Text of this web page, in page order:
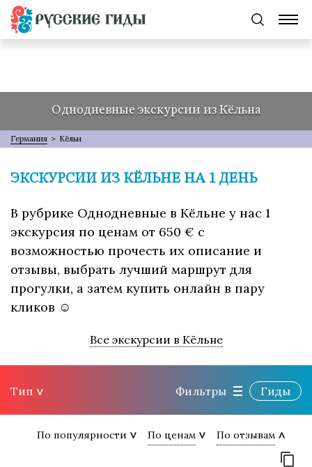
Однодневные экскурсии из Кёльна
Германия > Кёльн
ЭКСКУРСИИ ИЗ КЁЛЬНЕ НА 1 ДЕНЬ
В рубрике Однодневные в Кёльне у нас 1
экскурсия по ценам от 650 € с
возможностью прочесть их описание и
отзывы, выбрать лучший маршрут для
прогулки, а затем купить онлайн в пару
кликов ☺
Все экскурсии в Кёльне
Тип Фильтры Гиды
По популярности По ценам По отзывам